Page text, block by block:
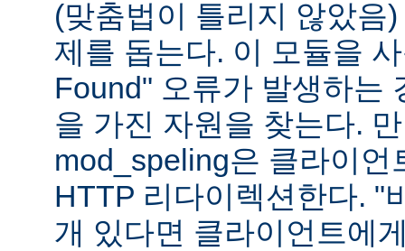
(맞춤법이 틀리지 않았음
제를 돕는다. 이 모듈을
Found" 오류가 발생하는
을 가진 자원을 찾는다.
mod_speling은 클라이언
HTTP 리다이렉션한다. "
개 있다면 클라이언트에